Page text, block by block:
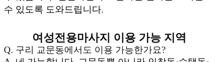
수 있도록 도와드립니다.
여성전용마사지 이용 가능 지역
Q. 구리 교문동에서도 이용 가능한가요?